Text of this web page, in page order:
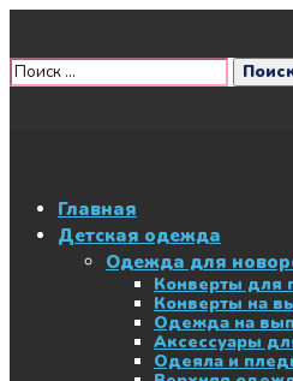
Главная
Детская одежда
Одежда для
Конверты для
Конверты на
Одежда на
Аксессуары
Одеяла и